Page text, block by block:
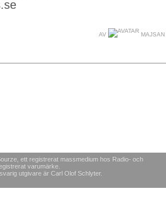
AV
ett registrerat massmedium hos Radio- och
varumärke.
utgivare är Carl Olof Schlyter.